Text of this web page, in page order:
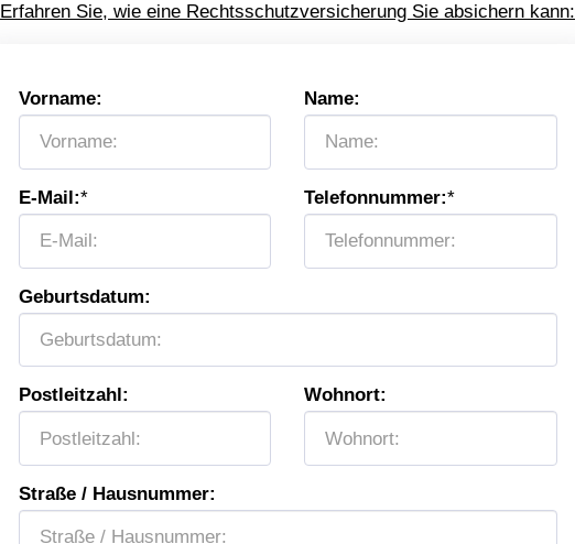
Erfahren Sie, wie eine Rechtsschutzversicherung Sie absichern kann:
Vorname: Name:
E-Mail:* Telefonnummer:*
Geburtsdatum:
Postleitzahl: Wohnort:
Straße / Hausnummer: